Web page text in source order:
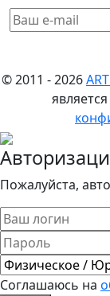
© 2011 - 2026
Пожалуйста,
Соглашаюсь на